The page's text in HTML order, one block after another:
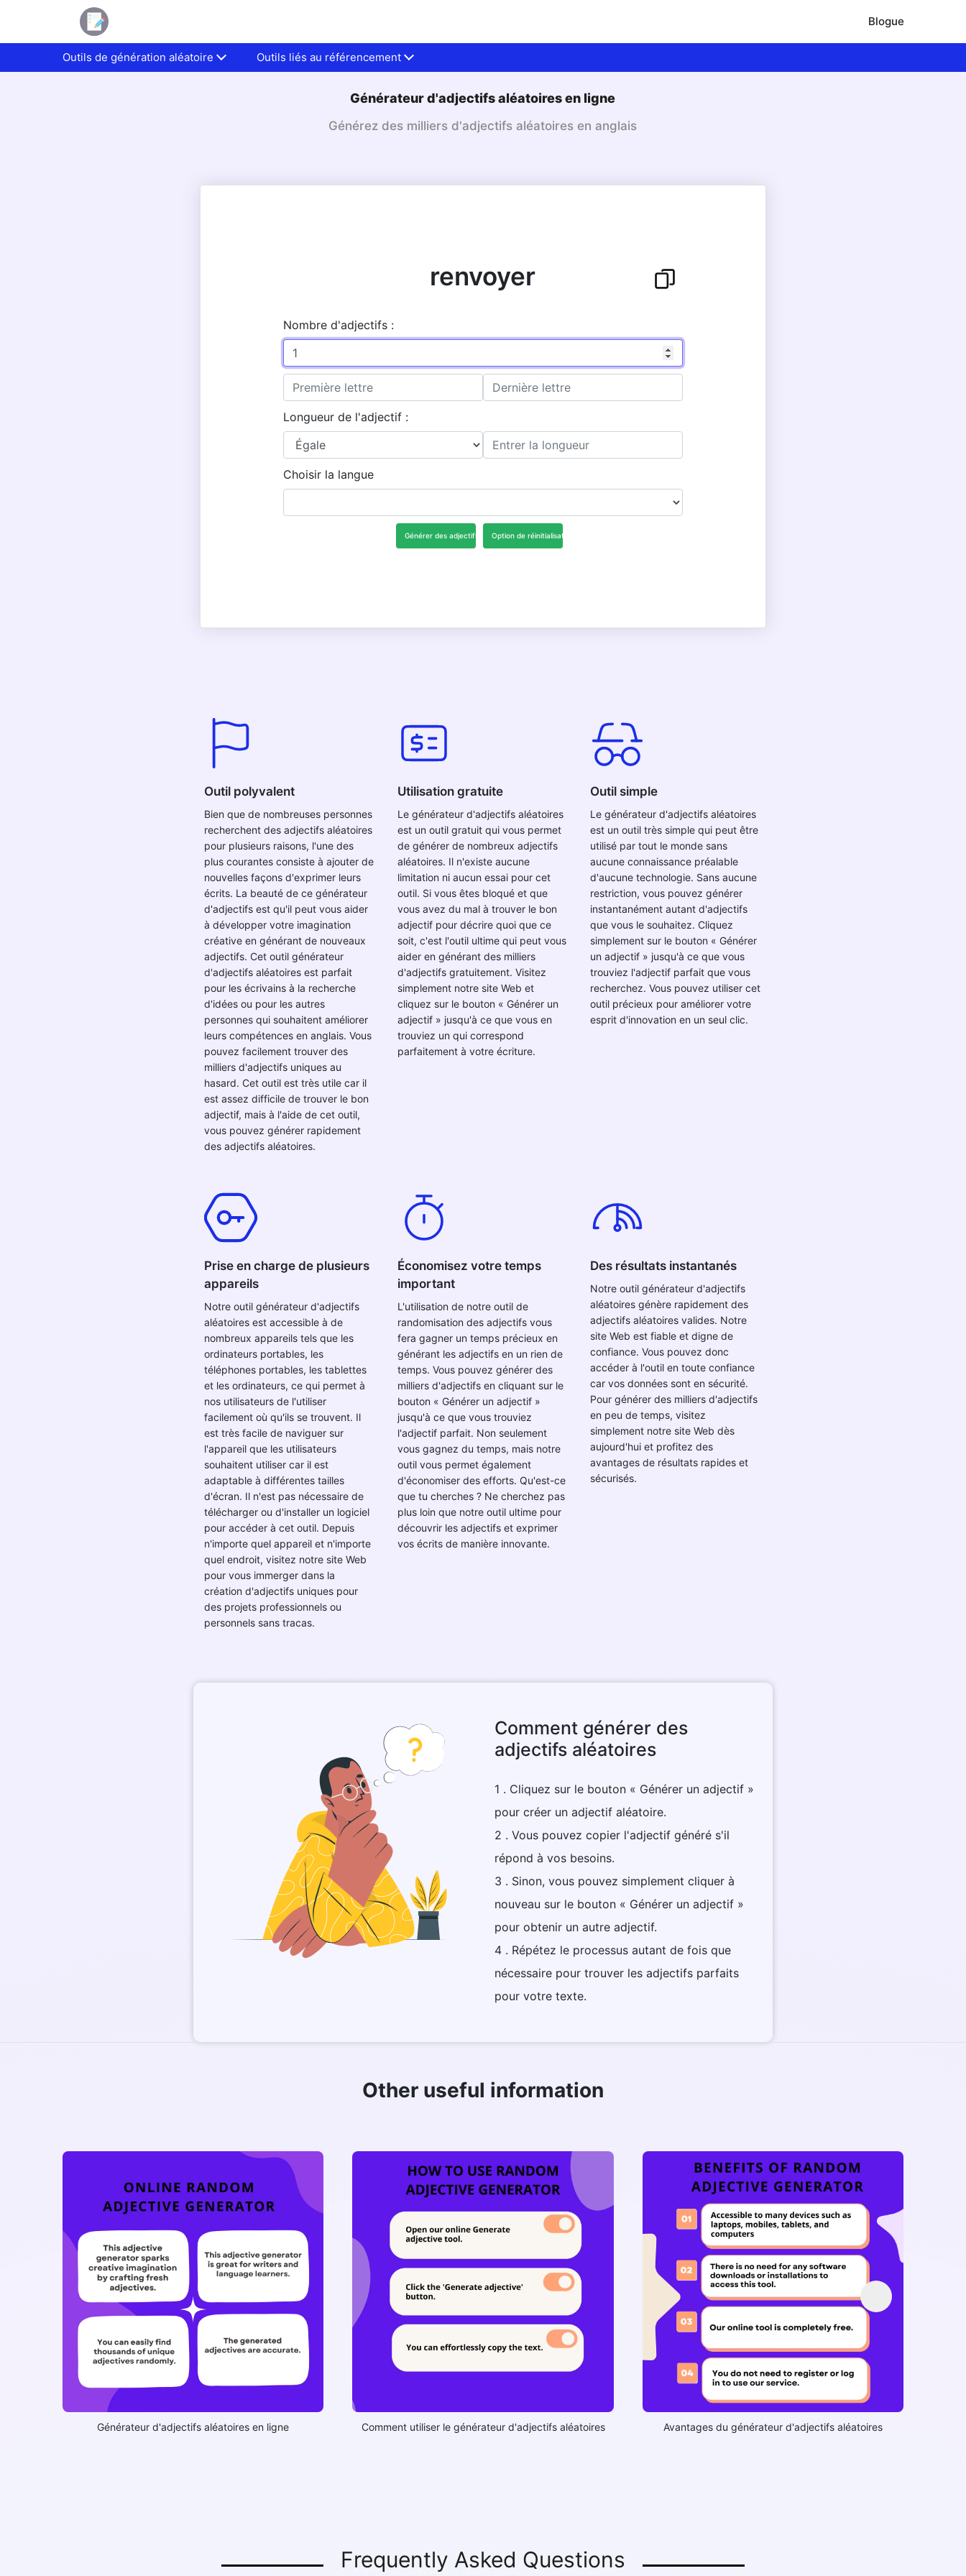
Blogue
Outils de génération aléatoire Outils liés au référencement
Générateur d'adjectifs aléatoires en ligne
Générez des milliers d'adjectifs aléatoires en anglais
renvoyer
Nombre d'adjectifs :
Longueur de l'adjectif :
Choisir la langue
Générer des adjectifs Option de réinitialisation
Outil polyvalent
Bien que de nombreuses personnes
recherchent des adjectifs aléatoires
pour plusieurs raisons, l'une des
plus courantes consiste à ajouter de
nouvelles façons d'exprimer leurs
écrits. La beauté de ce générateur
d'adjectifs est qu'il peut vous aider
à développer votre imagination
créative en générant de nouveaux
adjectifs. Cet outil générateur
d'adjectifs aléatoires est parfait
pour les écrivains à la recherche
d'idées ou pour les autres
personnes qui souhaitent améliorer
leurs compétences en anglais. Vous
pouvez facilement trouver des
milliers d'adjectifs uniques au
hasard. Cet outil est très utile car il
est assez difficile de trouver le bon
adjectif, mais à l'aide de cet outil,
vous pouvez générer rapidement
des adjectifs aléatoires.
Utilisation gratuite
Le générateur d'adjectifs aléatoires
est un outil gratuit qui vous permet
de générer de nombreux adjectifs
aléatoires. Il n'existe aucune
limitation ni aucun essai pour cet
outil. Si vous êtes bloqué et que
vous avez du mal à trouver le bon
adjectif pour décrire quoi que ce
soit, c'est l'outil ultime qui peut vous
aider en générant des milliers
d'adjectifs gratuitement. Visitez
simplement notre site Web et
cliquez sur le bouton « Générer un
adjectif » jusqu'à ce que vous en
trouviez un qui correspond
parfaitement à votre écriture.
Outil simple
Le générateur d'adjectifs aléatoires
est un outil très simple qui peut être
utilisé par tout le monde sans
aucune connaissance préalable
d'aucune technologie. Sans aucune
restriction, vous pouvez générer
instantanément autant d'adjectifs
que vous le souhaitez. Cliquez
simplement sur le bouton « Générer
un adjectif » jusqu'à ce que vous
trouviez l'adjectif parfait que vous
recherchez. Vous pouvez utiliser cet
outil précieux pour améliorer votre
esprit d'innovation en un seul clic.
Prise en charge de plusieurs
appareils
Notre outil générateur d'adjectifs
aléatoires est accessible à de
nombreux appareils tels que les
ordinateurs portables, les
téléphones portables, les tablettes
et les ordinateurs, ce qui permet à
nos utilisateurs de l'utiliser
facilement où qu'ils se trouvent. Il
est très facile de naviguer sur
l'appareil que les utilisateurs
souhaitent utiliser car il est
adaptable à différentes tailles
d'écran. Il n'est pas nécessaire de
télécharger ou d'installer un logiciel
pour accéder à cet outil. Depuis
n'importe quel appareil et n'importe
quel endroit, visitez notre site Web
pour vous immerger dans la
création d'adjectifs uniques pour
des projets professionnels ou
personnels sans tracas.
Économisez votre temps
important
L'utilisation de notre outil de
randomisation des adjectifs vous
fera gagner un temps précieux en
générant les adjectifs en un rien de
temps. Vous pouvez générer des
milliers d'adjectifs en cliquant sur le
bouton « Générer un adjectif »
jusqu'à ce que vous trouviez
l'adjectif parfait. Non seulement
vous gagnez du temps, mais notre
outil vous permet également
d'économiser des efforts. Qu'est-ce
que tu cherches ? Ne cherchez pas
plus loin que notre outil ultime pour
découvrir les adjectifs et exprimer
vos écrits de manière innovante.
Des résultats instantanés
Notre outil générateur d'adjectifs
aléatoires génère rapidement des
adjectifs aléatoires valides. Notre
site Web est fiable et digne de
confiance. Vous pouvez donc
accéder à l'outil en toute confiance
car vos données sont en sécurité.
Pour générer des milliers d'adjectifs
en peu de temps, visitez
simplement notre site Web dès
aujourd'hui et profitez des
avantages de résultats rapides et
sécurisés.
Comment générer des
adjectifs aléatoires
1 . Cliquez sur le bouton « Générer un adjectif »
pour créer un adjectif aléatoire.
2 . Vous pouvez copier l'adjectif généré s'il
répond à vos besoins.
3 . Sinon, vous pouvez simplement cliquer à
nouveau sur le bouton « Générer un adjectif »
pour obtenir un autre adjectif.
4 . Répétez le processus autant de fois que
nécessaire pour trouver les adjectifs parfaits
pour votre texte.
Other useful information
Générateur d'adjectifs aléatoires en ligne Comment utiliser le générateur d'adjectifs aléatoires Avantages du générateur d'adjectifs aléatoires
Frequently Asked Questions